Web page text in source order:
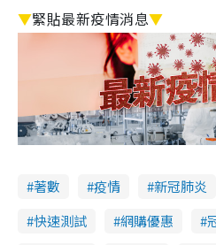
▼緊貼最新疫情消息▼
著數 疫情 新冠肺炎
快速測試
網購優惠